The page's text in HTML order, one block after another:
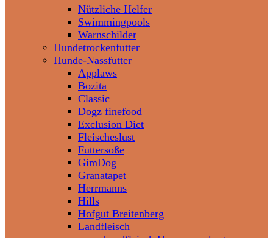
Nützliche Helfer
Swimmingpools
Warnschilder
Hundetrockenfutter
Hunde-Nassfutter
Applaws
Bozita
Classic
Dogz finefood
Exclusion Diet
Fleischeslust
Futtersoße
GimDog
Granatapet
Herrmanns
Hills
Hofgut Breitenberg
Landfleisch